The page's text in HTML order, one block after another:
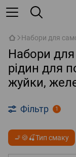
Набори для
Набори
рідин для
жуйки,
Фільтр 1
🚬🍪🍒Тип смаку